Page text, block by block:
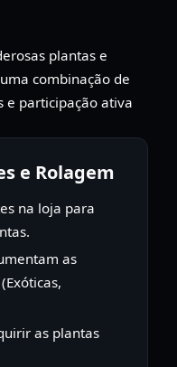
plantas e
combinação de
e participação ativa
e Rolagem
na loja para
as
as plantas